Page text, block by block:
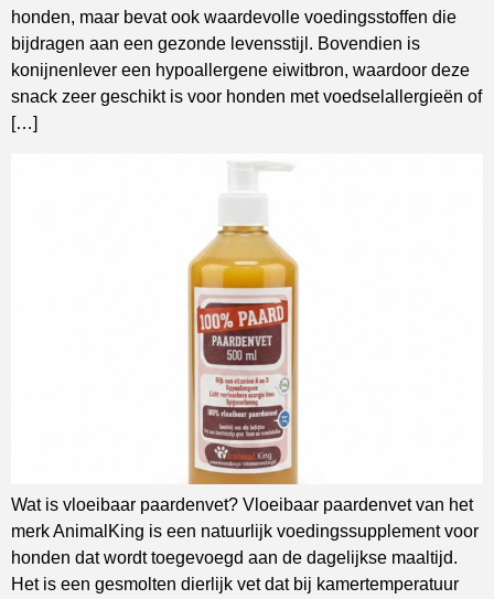
honden, maar bevat ook waardevolle voedingsstoffen die
bijdragen aan een gezonde levensstijl. Bovendien is
konijnenlever een hypoallergene eiwitbron, waardoor deze
snack zeer geschikt is voor honden met voedselallergieën of
[…]
Wat is vloeibaar paardenvet? Vloeibaar paardenvet van het
merk AnimalKing is een natuurlijk voedingssupplement voor
honden dat wordt toegevoegd aan de dagelijkse maaltijd.
Het is een gesmolten dierlijk vet dat bij kamertemperatuur